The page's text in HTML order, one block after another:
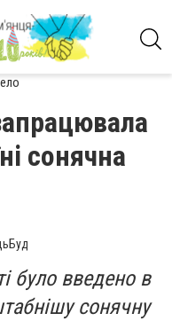
сонячна
було введено в
сонячну